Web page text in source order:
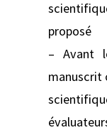
proposé
– Avant
manuscrit